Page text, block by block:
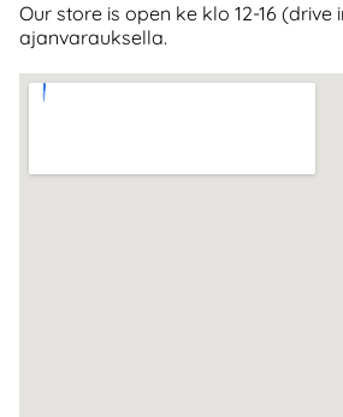
Our store is open ke klo 12-16 (drive
ajanvarauksella.